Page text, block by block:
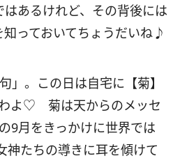
あるけれど、その背後には
知っておいてちょうだいね♪
」。この日は自宅に【菊】
わよ♡ 菊は天からのメッセ
9月をきっかけに世界では
神たちの導きに耳を傾けて